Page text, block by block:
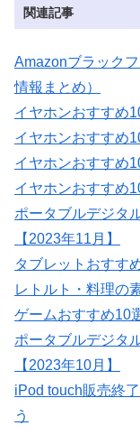
関連記事
Amazonブラック
情報まとめ）
イヤホンおすすめ
イヤホンおすすめ
イヤホンおすすめ
イヤホンおすすめ
ポータブルデジタ
【2023年11月】
タブレットおすす
レトルト・料理の
ゲームおすすめ10
ポータブルデジタ
【2023年10月】
iPod touch販売終
う